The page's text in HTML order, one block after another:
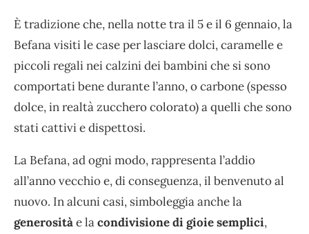
È tradizione che, nella notte tra il 5 e il 6 gennaio, la
Befana visiti le case per lasciare dolci, caramelle e
piccoli regali nei calzini dei bambini che si sono
comportati bene durante l’anno, o carbone (spesso
dolce, in realtà zucchero colorato) a quelli che sono
stati cattivi e dispettosi.
La Befana, ad ogni modo, rappresenta l’addio
all’anno vecchio e, di conseguenza, il benvenuto al
nuovo. In alcuni casi, simboleggia anche la
generositàe lacondivisione di gioie semplici,